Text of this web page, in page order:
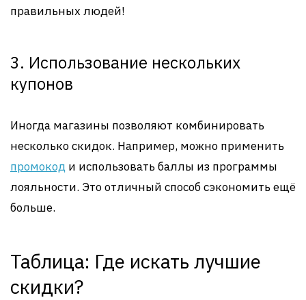
правильных людей!
3. Использование нескольких
купонов
Иногда магазины позволяют комбинировать
несколько скидок. Например, можно применить
промокод и использовать баллы из программы
лояльности. Это отличный способ сэкономить ещё
больше.
Таблица: Где искать лучшие
скидки?